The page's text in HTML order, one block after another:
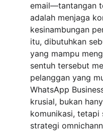
email—tantangan
adalah menjaga
kesinambungan
itu, dibutuhkan
yang mampu
sentuh tersebut
pelanggan yang
WhatsApp
krusial, bukan
komunikasi, tetapi
strategi